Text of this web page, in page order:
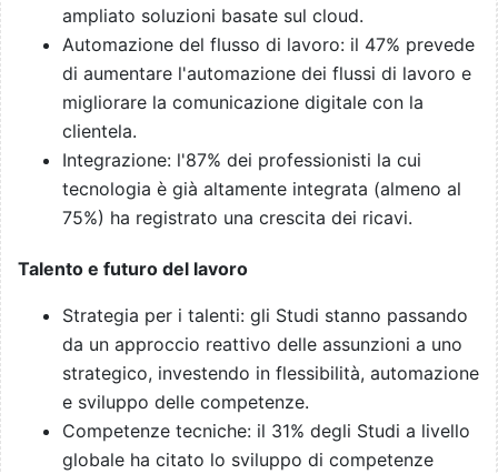
ampliato soluzioni basate sul cloud.
Automazione del flusso di lavoro: il 47% prevede
di aumentare l'automazione dei flussi di lavoro e
migliorare la comunicazione digitale con la
clientela.
Integrazione: l'87% dei professionisti la cui
tecnologia è già altamente integrata (almeno al
75%) ha registrato una crescita dei ricavi.
Talento e futuro del lavoro
Strategia per i talenti: gli Studi stanno passando
da un approccio reattivo delle assunzioni a uno
strategico, investendo in flessibilità, automazione
e sviluppo delle competenze.
Competenze tecniche: il 31% degli Studi a livello
globale ha citato lo sviluppo di competenze